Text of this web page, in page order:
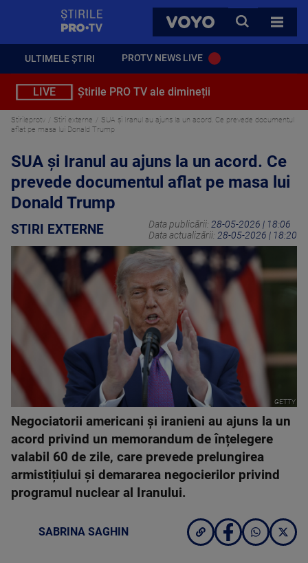
VOYO
CAUTA
TOATE
ULTIMELE ȘTIRI PROTV NEWS LIVE
LIVE Știrile PRO TV ale dimineții
Stirileprotv Stiri externe
SUA și Iranul au ajuns la un acord. Ce prevede documentul
aflat pe masa lui Donald Trump
SUA și Iranul au ajuns la un acord. Ce
prevede documentul aflat pe masa lui
Donald Trump
STIRI EXTERNE Data publicării: 28-05-2026 | 18:06
Data actualizării: 28-05-2026 | 18:20
GETTY
Negociatorii americani și iranieni au ajuns la un
acord privind un memorandum de înțelegere
valabil 60 de zile, care prevede prelungirea
armistițiului și demararea negocierilor privind
programul nuclear al Iranului.
SABRINA SAGHIN